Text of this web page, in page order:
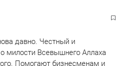
давно. Честный и
милости Всевышнего Аллаха
Помогают бизнесменам и